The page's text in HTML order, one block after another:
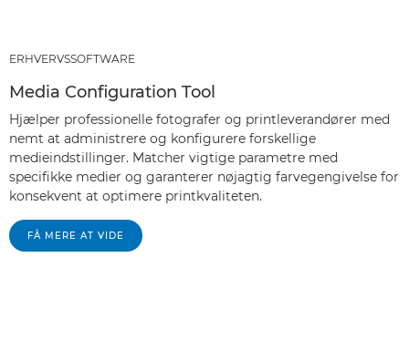
ERHVERVSSOFTWARE
Media Configuration Tool
Hjælper professionelle fotografer og printleverandører med
nemt at administrere og konfigurere forskellige
medieindstillinger. Matcher vigtige parametre med
specifikke medier og garanterer nøjagtig farvegengivelse for
konsekvent at optimere printkvaliteten.
FÅ MERE AT VIDE